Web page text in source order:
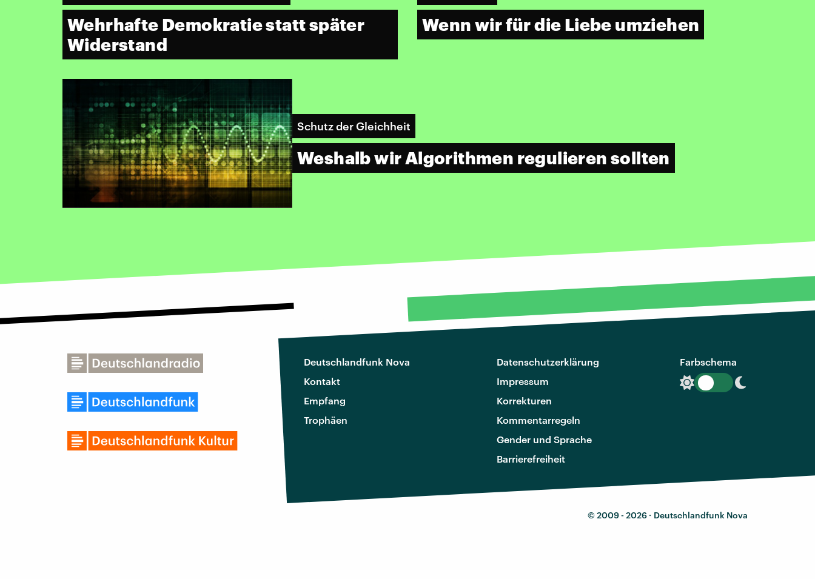
Wehrhafte Demokratie statt später
Widerstand
Wenn wir für die Liebe umziehen
Schutz der Gleichheit
Weshalb wir Algorithmen regulieren sollten
Deutschlandfunk Nova
Kontakt
Empfang
Trophäen
Datenschutzerklärung
Impressum
Korrekturen
Kommentarregeln
Gender und Sprache
Barrierefreiheit
Farbschema
© 2009 - 2026 · Deutschlandfunk Nova